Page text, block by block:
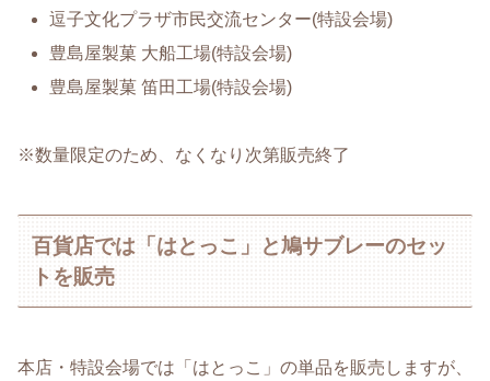
逗子文化プラザ市民交流センター(特設会場)
豊島屋製菓 大船工場(特設会場)
豊島屋製菓 笛田工場(特設会場)
※数量限定のため、なくなり次第販売終了
百貨店では「はとっこ」と鳩サブレーのセッ
トを販売
本店・特設会場では「はとっこ」の単品を販売しますが、